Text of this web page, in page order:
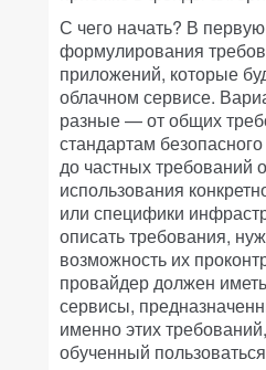
С чего начать? В
формулирования
приложений, которые
облачном сервисе.
разные — от общих
стандартам
до частных требований
использования
или специфики
описать требования,
возможность их
провайдер должен
сервисы,
именно этих
обученный